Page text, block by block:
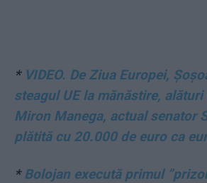
* VIDEO. De Ziua Europei,
steagul UE la mănăstire,
Miron Manega, actual senator
plătită cu 20.000 de euro ca
*Bolojan execută primul